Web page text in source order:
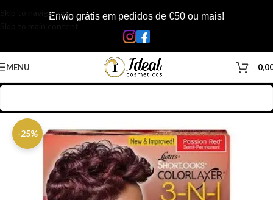
Skip to navigationEnvio grátis em pedidos de €50 ou mais!
MENU
-25%